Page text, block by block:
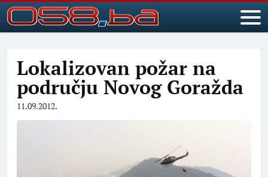
Lokalizovan požar na
području Novog Goražda
11.09.2012.